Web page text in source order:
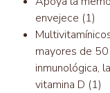
envejece (1)
mayores de
inmunológica,
vitamina D (1)